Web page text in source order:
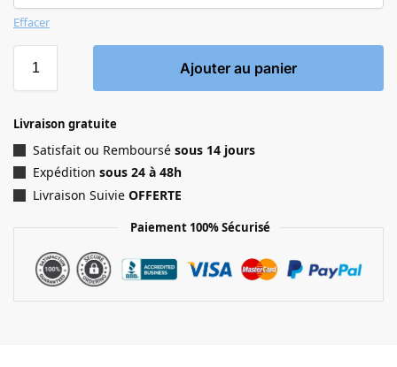
Effacer
Ajouter au panier
Livraison gratuite
Satisfait ou Remboursé sous 14 jours
Expédition sous 24 à 48h
Livraison Suivie OFFERTE
Paiement 100% Sécurisé